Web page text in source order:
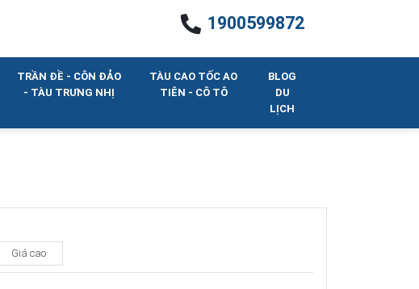
1900599872
TRẦN ĐỀ - CÔN ĐẢO
- TÀU TRƯNG NHỊ
TÀU CAO TỐC AO
TIÊN - CÔ TÔ
BLOG
DU
LỊCH
Giá cao